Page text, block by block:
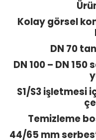
Kolay görsel
DN 70
DN 100 – DN
S1/S3 işletmesi
Temizleme
44/65 mm